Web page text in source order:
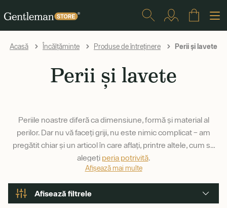
Acasă Încălțăminte Produse de întreținere Perii și lavete
Perii și lavete
Periile noastre diferă ca dimensiune, formă și material al
perilor. Dar nu vă faceți griji, nu este nimic complicat – am
pregătit chiar și un articol în care aflați, printre altele, cum să
alegeți peria potrivită.
Afișează mai multe
Afisează filtrele